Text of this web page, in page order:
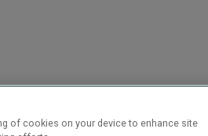
of cookies on your device to enhance site